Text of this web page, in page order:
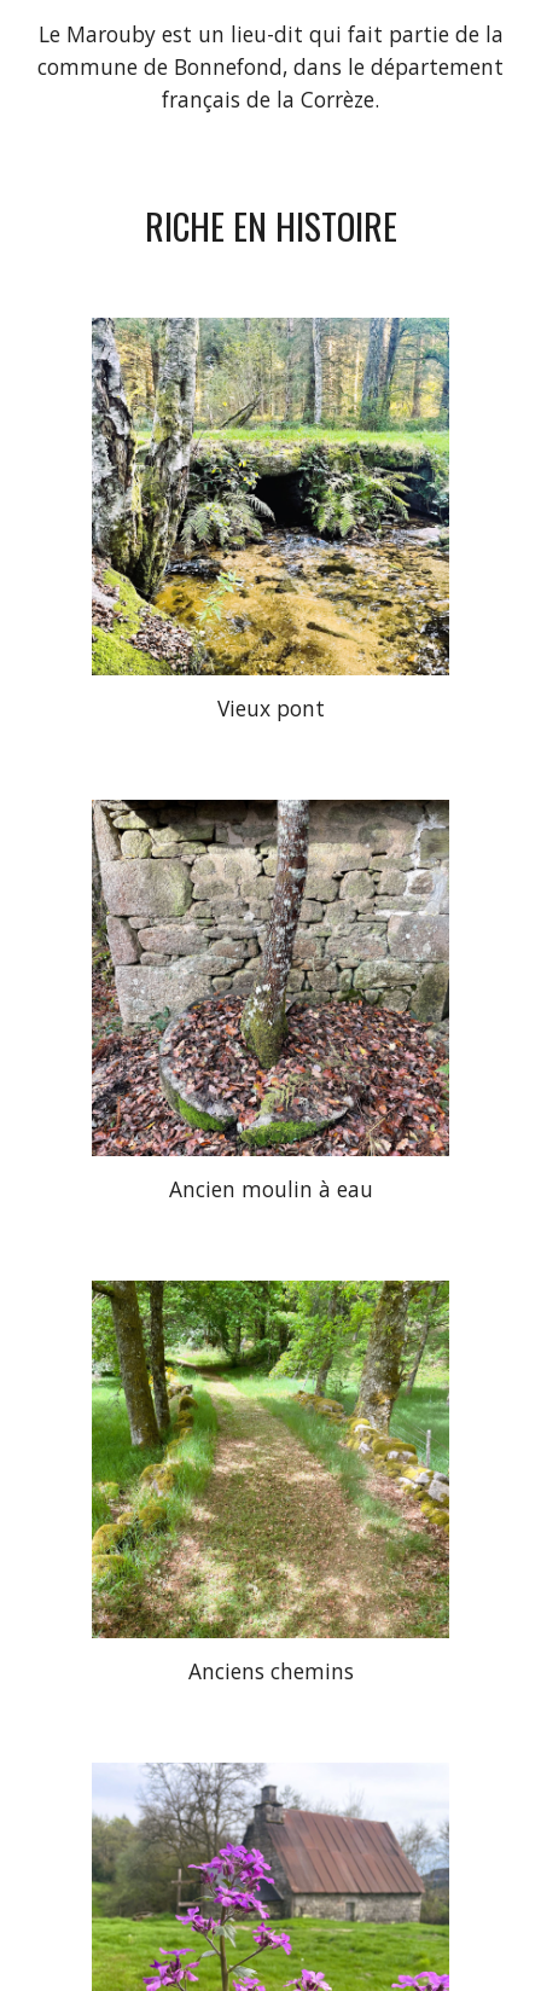
Le Marouby est un lieu-dit qui fait partie de la
commune de Bonnefond, dans le département
français de la Corrèze.
RICHE EN HISTOIRE
Vieux pont
Ancien moulin à eau
Anciens chemins